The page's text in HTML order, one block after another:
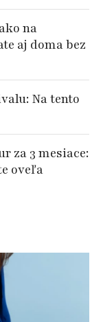
na
aj doma bez
Na tento
za 3 mesiace:
oveľa